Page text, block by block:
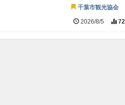
千葉市観光協会
2026/8/5 72